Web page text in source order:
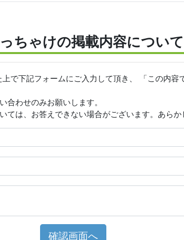
ちゃけの掲載内容につい
上で下記フォームにご入力して頂き、 「この内容
合わせのみお願いします。
ては、お答えできない場合がございます。あら
確認画面へ